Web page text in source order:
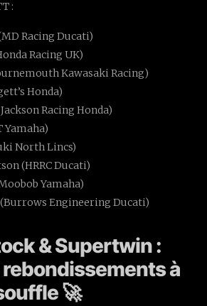
:
Racing Ducati)
Racing UK)
Kawasaki Racing)
Honda)
Racing Honda)
Yamaha)
North Lincs)
(HRRC Ducati)
Yamaha)
Engineering Ducati)
& Supertwin :
à
🚀